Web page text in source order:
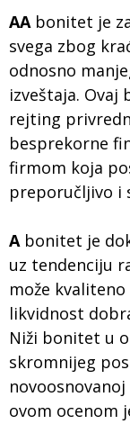
AA bonitet je
svega zbog
odnosno
izveštaja.
rejting
besprekorne
firmom koja
preporučljivo i
A bonitet je
uz tendenciju
može
likvidnost
Niži bonitet u
skromnijeg
ovom ocenom